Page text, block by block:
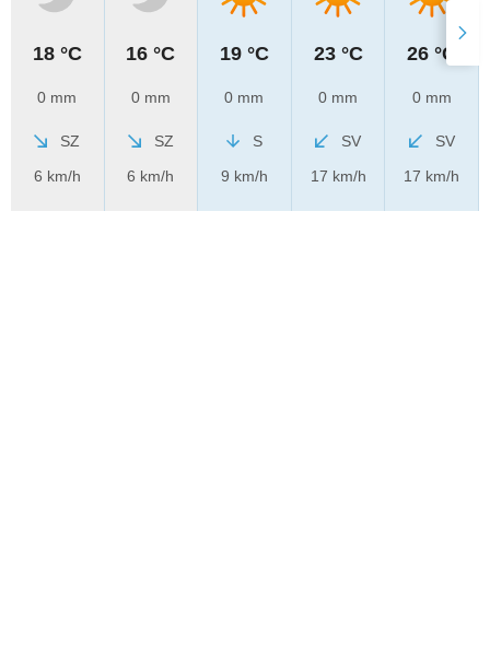
18 °C
0 mm
SZ
6 km/h
16 °C
0 mm
SZ
6 km/h
19 °C
0 mm
S
9 km/h
23 °C
0 mm
SV
17 km/h
26 °C
0 mm
SV
17 km/h